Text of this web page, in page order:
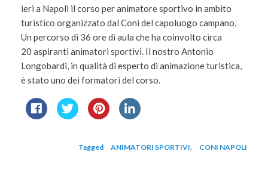
ieri a Napoli il corso per animatore sportivo in ambito
turistico organizzato dal Coni del capoluogo campano.
Un percorso di 36 ore di aula che ha coinvolto circa
20 aspiranti animatori sportivi. Il nostro Antonio
Longobardi, in qualità di esperto di animazione turistica,
è stato uno dei formatori del corso.
Tagged ANIMATORI SPORTIVI CONI NAPOLI